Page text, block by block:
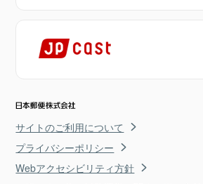
サイトのご利用について
プライバシーポリシー
Webアクセシビリティ方針